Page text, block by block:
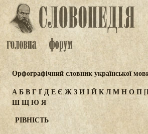
Орфографічний словник української
АБВГҐДЕЄ ЖЗИІЙКЛМНОП
ШЩЮЯ
РІВНІСТЬ